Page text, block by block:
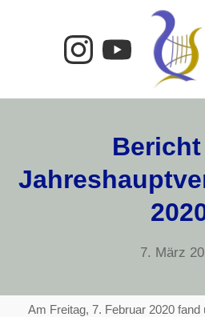
InstagramYoutube
7. März
Am Freitag, 7. Februar 2020 fand